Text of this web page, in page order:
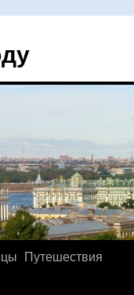
Путешествия